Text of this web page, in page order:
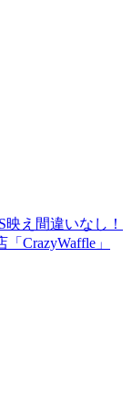
え間違いなし！
CrazyWaffle」